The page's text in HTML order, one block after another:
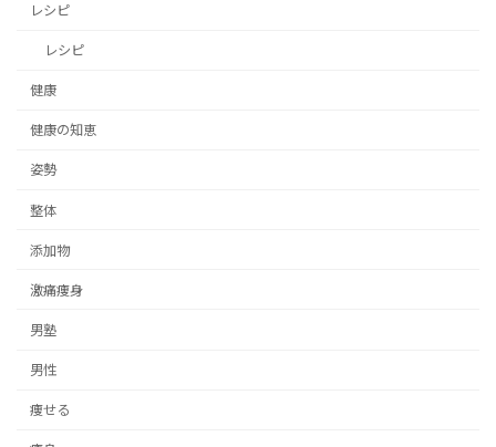
レシピ
レシピ
健康
健康の知恵
姿勢
整体
添加物
激痛痩身
男塾
男性
痩せる